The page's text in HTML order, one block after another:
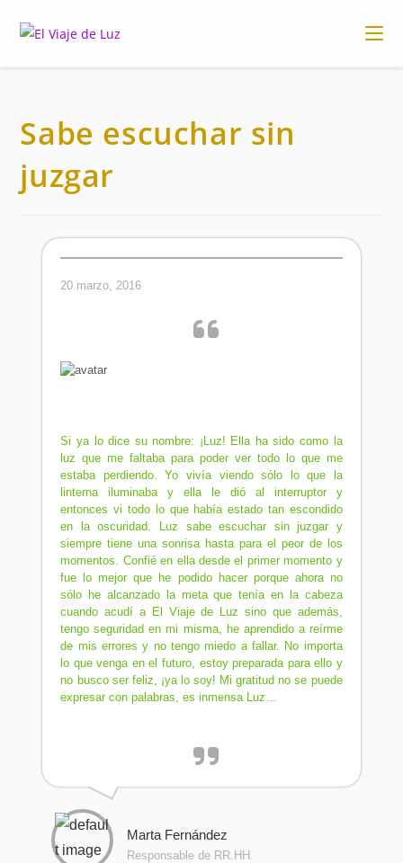
Sabe escuchar sin
juzgar
20 marzo, 2016
Si ya lo dice su nombre: ¡Luz! Ella ha sido como la
luz que me faltaba para poder ver todo lo que me
estaba perdiendo. Yo vivía viendo sólo lo que la
linterna iluminaba y ella le dió al interruptor y
entonces vi todo lo que había estado tan escondido
en la oscuridad. Luz sabe escuchar sin juzgar y
siempre tiene una sonrisa hasta para el peor de los
momentos. Confié en ella desde el primer momento y
fue lo mejor que he podido hacer porque ahora no
sólo he alcanzado la meta que tenía en la cabeza
cuando acudí a El Viaje de Luz sino que además,
tengo seguridad en mi misma, he aprendido a reírme
de mis errores y no tengo miedo a fallar. No importa
lo que venga en el futuro, estoy preparada para ello y
no busco ser feliz, ¡ya lo soy! Mi gratitud no se puede
expresar con palabras, es inmensa Luz…
Marta Fernández
Responsable de RR.HH.